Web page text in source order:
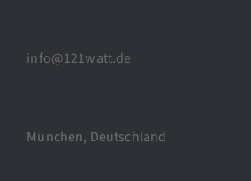
info@121watt.de
München, Deutschland